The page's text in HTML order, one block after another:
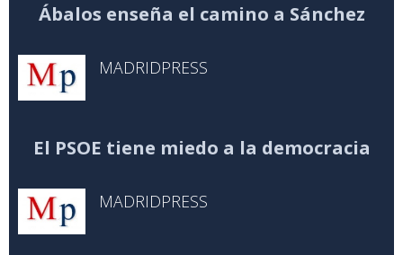
Ábalos enseña el camino a Sánchez
MADRIDPRESS
El PSOE tiene miedo a la democracia
MADRIDPRESS